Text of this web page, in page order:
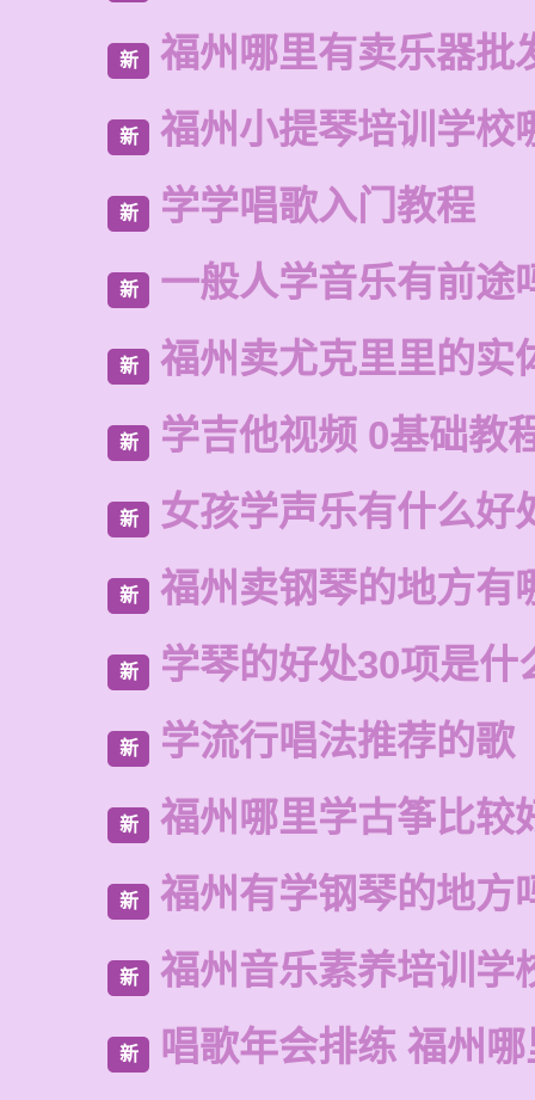
新 福州哪里有卖乐器批
新 福州小提琴培训学校
新 学学唱歌入门教程
新 一般人学音乐有前途
新 福州卖尤克里里的实
新 学吉他视频 0基础教
新 女孩学声乐有什么好
新 福州卖钢琴的地方有
新 学琴的好处30项是什
新 学流行唱法推荐的歌
新 福州哪里学古筝比较
新 福州有学钢琴的地方
新 福州音乐素养培训学
新 唱歌年会排练 福州